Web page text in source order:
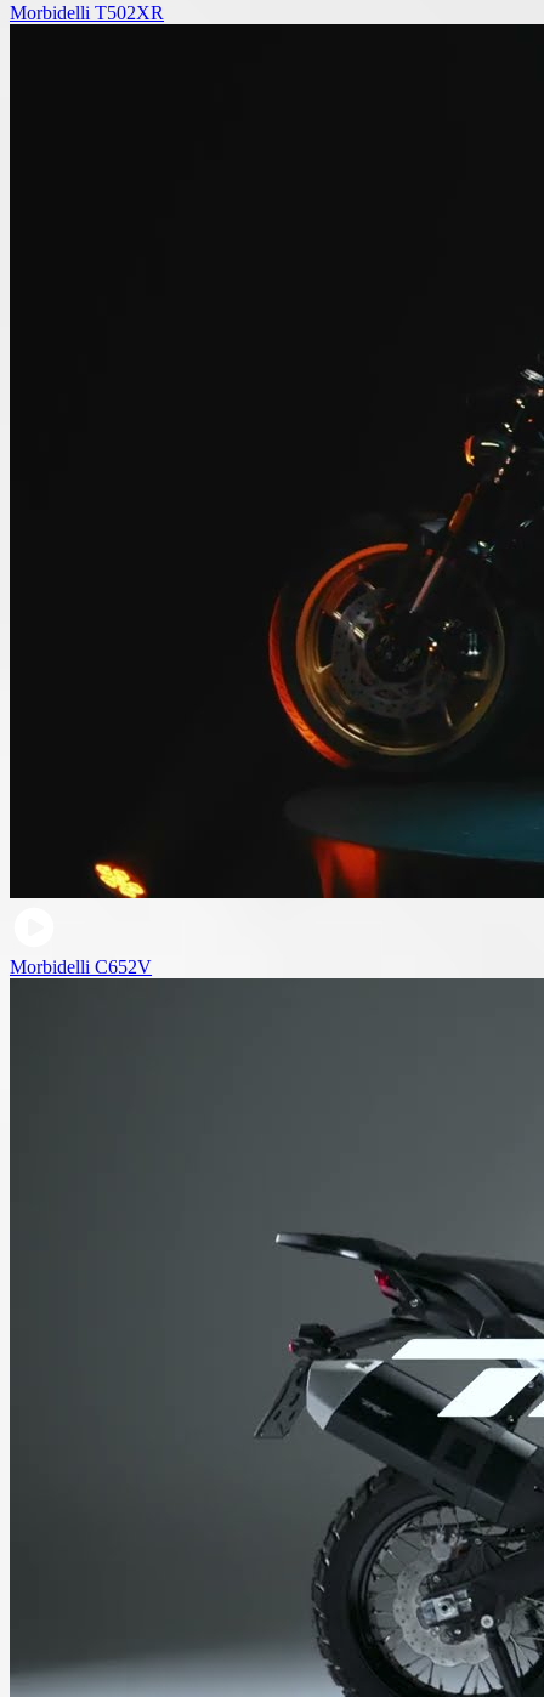
Morbidelli T502XR
Morbidelli C652V